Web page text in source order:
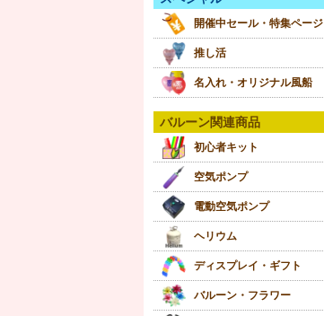
開催中セール・特集ページ
推し活
名入れ・オリジナル風船
バルーン関連商品
初心者キット
空気ポンプ
電動空気ポンプ
ヘリウム
ディスプレイ・ギフト
バルーン・フラワー